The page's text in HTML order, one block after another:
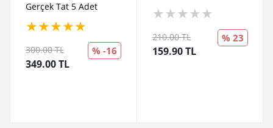
Gerçek Tat 5 Adet
★★★★★
300.00 TL
349.00 TL
% -16
★★★★★
210.00 TL
159.90 TL
% 23